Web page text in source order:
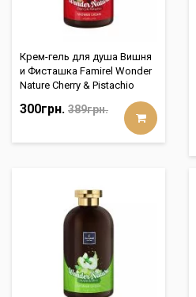
Крем-гель для душа Вишня
и Фисташка Famirel Wonder
Nature Cherry & Pistachio
300грн. 389грн.